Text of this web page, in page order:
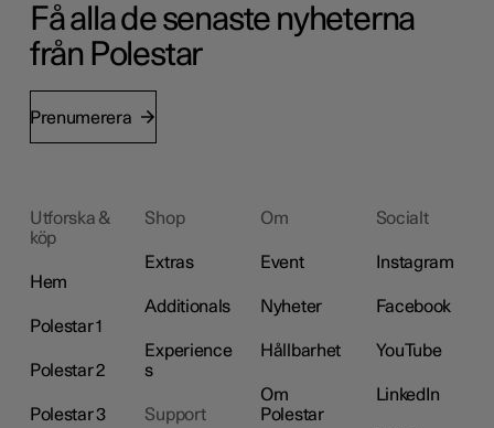
Få alla de senaste nyheterna
från Polestar
Prenumerera
Utforska &
köp
Hem
Polestar 1
Polestar 2
Polestar 3
Shop
Extras
Additionals
Experience
s
Support
Om
Event
Nyheter
Hållbarhet
Om
Polestar
Socialt
Instagram
Facebook
YouTube
LinkedIn